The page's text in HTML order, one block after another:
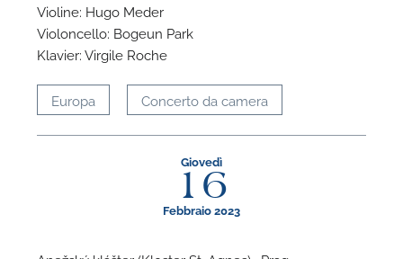
Violine: Hugo Meder
Violoncello: Bogeun Park
Klavier: Virgile Roche
Europa Concerto da camera
Giovedì
16
Febbraio 2023